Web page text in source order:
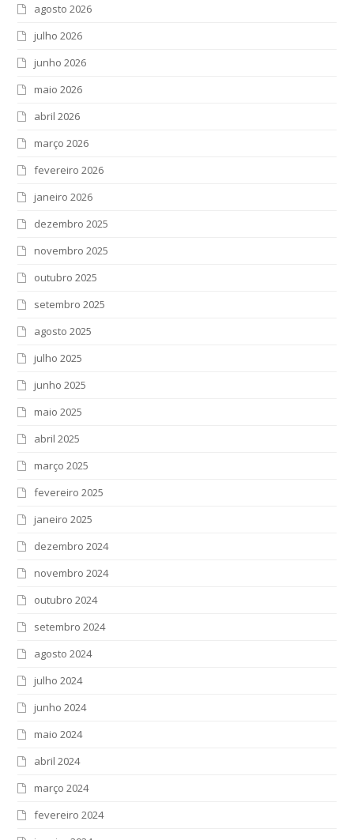
agosto 2026
julho 2026
junho 2026
maio 2026
abril 2026
março 2026
fevereiro 2026
janeiro 2026
dezembro 2025
novembro 2025
outubro 2025
setembro 2025
agosto 2025
julho 2025
junho 2025
maio 2025
abril 2025
março 2025
fevereiro 2025
janeiro 2025
dezembro 2024
novembro 2024
outubro 2024
setembro 2024
agosto 2024
julho 2024
junho 2024
maio 2024
abril 2024
março 2024
fevereiro 2024